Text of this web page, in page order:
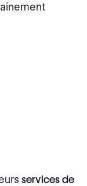
services de